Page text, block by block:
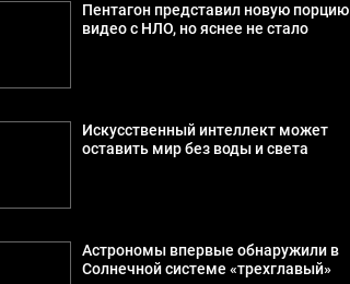
Пентагон представил новую порцию
видео с НЛО, но яснее не стало
Искусственный интеллект может
оставить мир без воды и света
Астрономы впервые обнаружили в
Солнечной системе «трехглавый»